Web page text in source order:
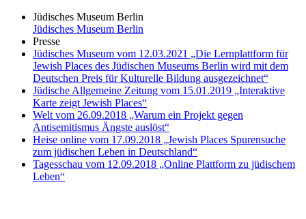
Jüdisches Museum Berlin
Jüdisches Museum Berlin
Presse
Jüdisches Museum vom 12.03.2021 „Die Lernplattform für
Jewish Places des Jüdischen Museums Berlin wird mit dem
Deutschen Preis für Kulturelle Bildung ausgezeichnet“
Jüdische Allgemeine Zeitung vom 15.01.2019 „Interaktive
Karte zeigt Jewish Places“
Welt vom 26.09.2018 „Warum ein Projekt gegen
Antisemitismus Ängste auslöst“
Heise online vom 17.09.2018 „Jewish Places Spurensuche
zum jüdischen Leben in Deutschland“
Tagesschau vom 12.09.2018 „Online Plattform zu jüdischem
Leben“